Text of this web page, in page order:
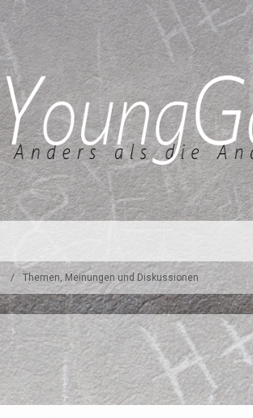
Themen, Meinungen und Diskussionen